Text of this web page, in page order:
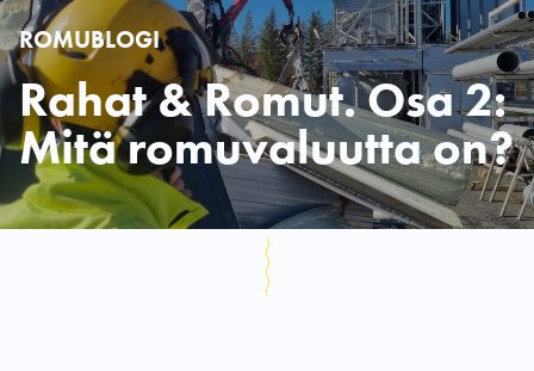
ROMUBLOGI
Rahat & Romut. Osa 2:
Mitä romuvaluutta on?